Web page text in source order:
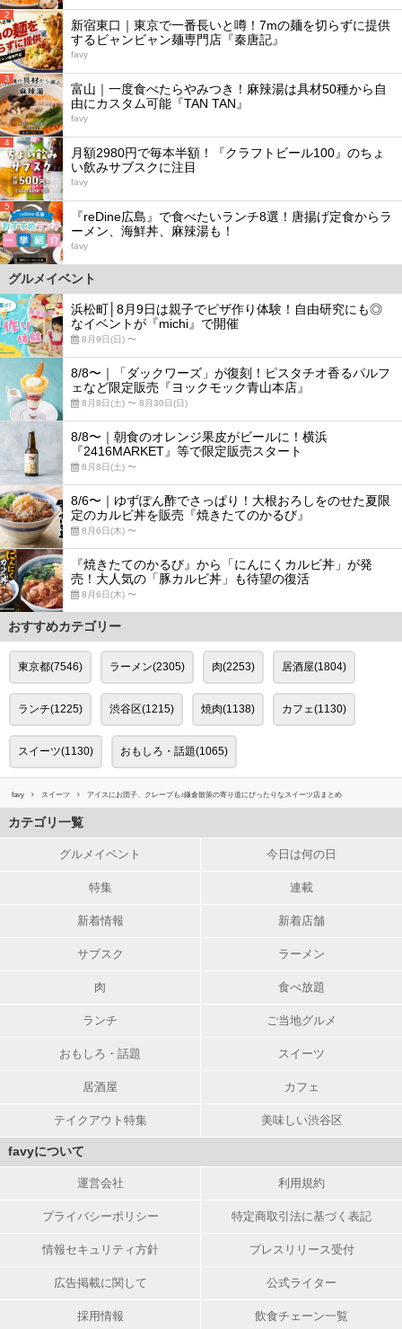
2
新宿東口｜東京で一番長いと噂！7mの麺を切らずに提供
するビャンビャン麺専門店『秦唐記』
favy
3
富山｜一度食べたらやみつき！麻辣湯は具材50種から自
由にカスタム可能『TAN TAN』
favy
4
月額2980円で毎本半額！『クラフトビール100』のちょ
い飲みサブスクに注目
favy
5
『reDine広島』で食べたいランチ8選！唐揚げ定食からラ
ーメン、海鮮丼、麻辣湯も！
favy
グルメイベント
浜松町│8月9日は親子でピザ作り体験！自由研究にも◎
なイベントが『michi』で開催
8月9日(日) 〜
8/8〜｜「ダックワーズ」が復刻！ピスタチオ香るパルフ
ェなど限定販売『ヨックモック青山本店』
8月8日(土) 〜 8月30日(日)
8/8〜｜朝食のオレンジ果皮がビールに！横浜
『2416MARKET』等で限定販売スタート
8月8日(土) 〜
8/6〜｜ゆずぽん酢でさっぱり！大根おろしをのせた夏限
定のカルビ丼を販売『焼きたてのかるび』
8月6日(木) 〜
『焼きたてのかるび』から「にんにくカルビ丼」が発
売！大人気の「豚カルビ丼」も待望の復活
8月6日(木) 〜
おすすめカテゴリー
東京都(7546) ラーメン(2305) 肉(2253) 居酒屋(1804)
ランチ(1225) 渋谷区(1215) 焼肉(1138) カフェ(1130)
スイーツ(1130) おもしろ・話題(1065)
favy スイーツ アイスにお団子、クレープも♪鎌倉散策の寄り道にぴったりなスイーツ店まとめ
カテゴリ一覧
グルメイベント 今日は何の日
特集 連載
新着情報 新着店舗
サブスク ラーメン
肉 食べ放題
ランチ ご当地グルメ
おもしろ・話題 スイーツ
居酒屋 カフェ
テイクアウト特集 美味しい渋谷区
favyについて
運営会社 利用規約
プライバシーポリシー 特定商取引法に基づく表記
情報セキュリティ方針 プレスリリース受付
広告掲載に関して 公式ライター
採用情報 飲食チェーン一覧